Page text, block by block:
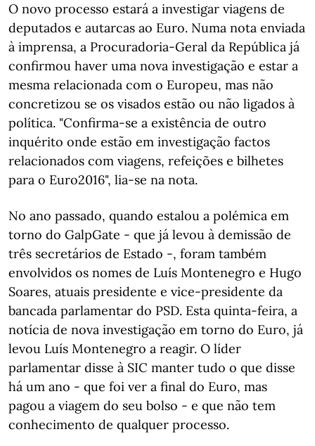
O novo processo estará a investigar viagens de
deputados e autarcas ao Euro. Numa nota enviada
à imprensa, a Procuradoria-Geral da República já
confirmou haver uma nova investigação e estar a
mesma relacionada com o Europeu, mas não
concretizou se os visados estão ou não ligados à
política. "Confirma-se a existência de outro
inquérito onde estão em investigação factos
relacionados com viagens, refeições e bilhetes
para o Euro2016", lia-se na nota.
No ano passado, quando estalou a polémica em
torno do GalpGate - que já levou à demissão de
três secretários de Estado -, foram também
envolvidos os nomes de Luís Montenegro e Hugo
Soares, atuais presidente e vice-presidente da
bancada parlamentar do PSD. Esta quinta-feira, a
notícia de nova investigação em torno do Euro, já
levou Luís Montenegro a reagir. O líder
parlamentar disse à SIC manter tudo o que disse
há um ano - que foi ver a final do Euro, mas
pagou a viagem do seu bolso - e que não tem
conhecimento de qualquer processo.